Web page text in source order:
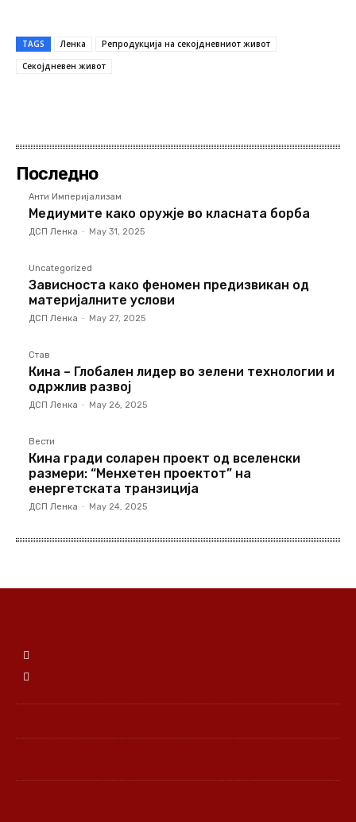
TAGS Ленка
Репродукција на секојдневниот живот
Секојдневен живот
Последно
Анти Империјализам
Медиумите како оружје во класната борба
ДСП Ленка - May 31, 2025
Uncategorized
Зависноста како феномен предизвикан од
материјалните услови
ДСП Ленка - May 27, 2025
Став
Кина – Глобален лидер во зелени технологии и
одржлив развој
ДСП Ленка - May 26, 2025
Вести
Кина гради соларен проект од вселенски
размери: “Менхетен проектот” на
енергетската транзиција
ДСП Ленка - May 24, 2025